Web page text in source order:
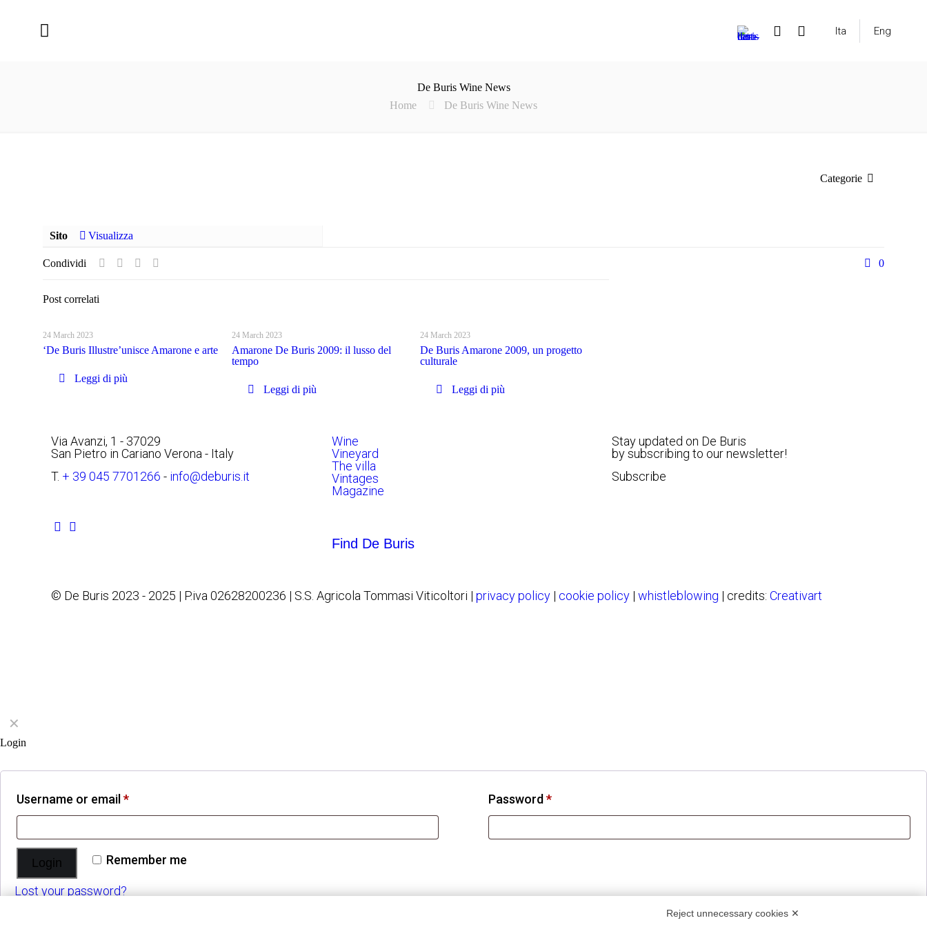
Ita Eng
De Buris Wine News
Home
De Buris Wine News
Categorie
Sito Visualizza
Condividi 0
Post correlati
24 March 2023
‘De Buris Illustre’unisce Amarone e arte
Leggi di più
24 March 2023
Amarone De Buris 2009: il lusso del
tempo
Leggi di più
24 March 2023
De Buris Amarone 2009, un progetto
culturale
Leggi di più
Via Avanzi, 1 - 37029
San Pietro in Cariano Verona - Italy
T. + 39 045 7701266 - info@deburis.it
Wine
Vineyard
The villa
Vintages
Magazine
Find De Buris
Stay updated on De Buris
by subscribing to our newsletter!
Subscribe
© De Buris 2023 - 2025 | P.iva 02628200236 | S.S. Agricola Tommasi Viticoltori | privacy policy | cookie policy | whistleblowing | credits: Creativart
✕
Login
Username or email * Password*
Remember me
Login
Lost your password?
Reject unnecessary cookies ✕